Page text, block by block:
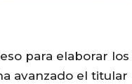
para elaborar los
avanzado el titular